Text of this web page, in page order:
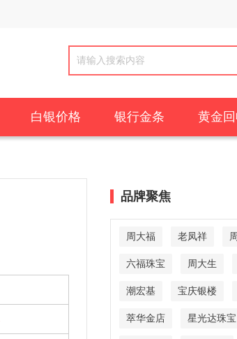
白银价格 银行金条 黄金
品牌聚焦
周大福 老凤祥
六福珠宝 周大生
潮宏基 宝庆银楼
萃华金店 星光达珠宝